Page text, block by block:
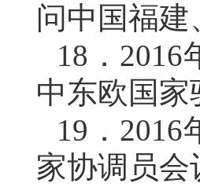
问中国福建
18． 2016
中东欧国
19． 2016
家协调员